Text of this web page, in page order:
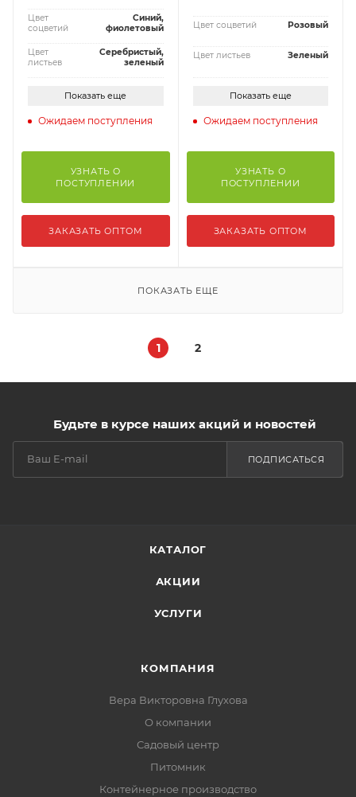
Цвет
соцветий
Синий,
фиолетовый
Цвет
листьев
Серебристый,
зеленый
Показать еще
Ожидаем поступления
УЗНАТЬ О
ПОСТУПЛЕНИИ
ЗАКАЗАТЬ ОПТОМ
Цвет соцветий Розовый
Цвет листьев Зеленый
Показать еще
Ожидаем поступления
УЗНАТЬ О
ПОСТУПЛЕНИИ
ЗАКАЗАТЬ ОПТОМ
ПОКАЗАТЬ ЕЩЕ
1 2
Будьте в курсе наших акций и новостей
ПОДПИСАТЬСЯ
КАТАЛОГ
АКЦИИ
УСЛУГИ
КОМПАНИЯ
Вера Викторовна Глухова
О компании
Садовый центр
Питомник
Контейнерное производство